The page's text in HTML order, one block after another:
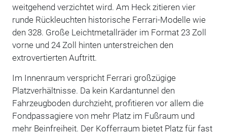
weitgehend verzichtet wird. Am Heck zitieren vier
runde Rückleuchten historische Ferrari-Modelle wie
den 328. Große Leichtmetallräder im Format 23 Zoll
vorne und 24 Zoll hinten unterstreichen den
extrovertierten Auftritt.
Im Innenraum verspricht Ferrari großzügige
Platzverhältnisse. Da kein Kardantunnel den
Fahrzeugboden durchzieht, profitieren vor allem die
Fondpassagiere von mehr Platz im Fußraum und
mehr Beinfreiheit. Der Kofferraum bietet Platz für fast